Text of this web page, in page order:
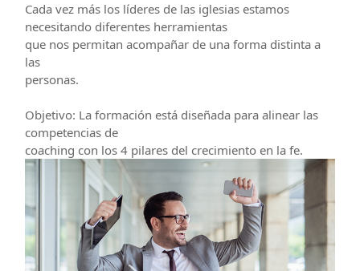
Cada vez más los líderes de las iglesias estamos
necesitando diferentes herramientas
que nos permitan acompañar de una forma distinta a
las
personas.
Objetivo: La formación está diseñada para alinear las
competencias de
coaching con los 4 pilares del crecimiento en la fe.